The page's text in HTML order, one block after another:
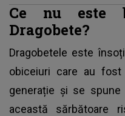
Ce nu este
Dragobete?
Dragobetele este
obiceiuri care au
generație și se
această sărbătoare